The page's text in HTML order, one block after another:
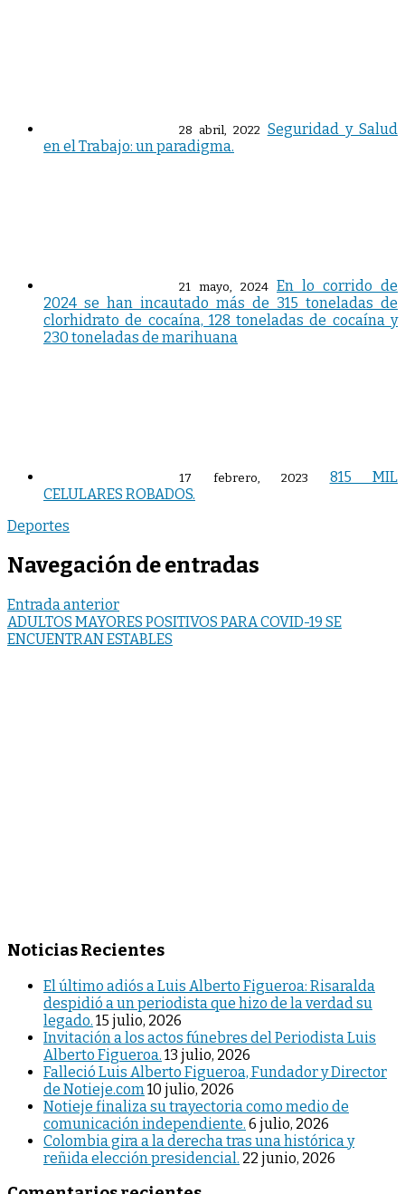
28 abril, 2022 Seguridad y Salud
en el Trabajo: un paradigma.
21 mayo, 2024 En lo corrido de
2024 se han incautado más de 315 toneladas de
clorhidrato de cocaína, 128 toneladas de cocaína y
230 toneladas de marihuana
17 febrero, 2023
815 MIL
CELULARES ROBADOS.
Deportes
Navegación de entradas
Entrada anterior
ADULTOS MAYORES POSITIVOS PARA COVID-19 SE
ENCUENTRAN ESTABLES
Noticias Recientes
El último adiós a Luis Alberto Figueroa: Risaralda
despidió a un periodista que hizo de la verdad su
legado. 15 julio, 2026
Invitación a los actos fúnebres del Periodista Luis
Alberto Figueroa. 13 julio, 2026
Falleció Luis Alberto Figueroa, Fundador y Director
de Notieje.com 10 julio, 2026
Notieje finaliza su trayectoria como medio de
comunicación independiente. 6 julio, 2026
Colombia gira a la derecha tras una histórica y
reñida elección presidencial. 22 junio, 2026